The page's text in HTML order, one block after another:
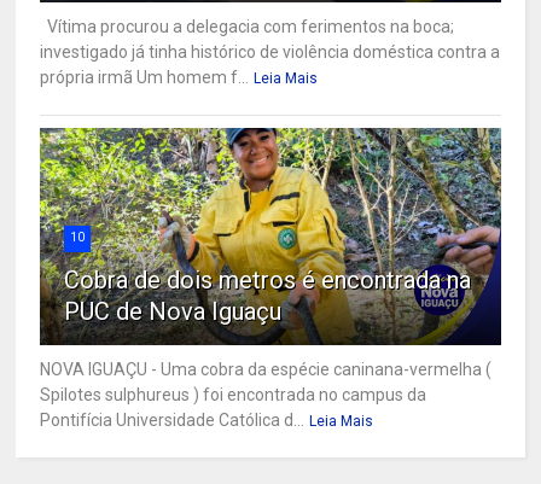
Vítima procurou a delegacia com ferimentos na boca;
investigado já tinha histórico de violência doméstica contra a
própria irmã Um homem f...
Leia Mais
10
Cobra de dois metros é encontrada na
PUC de Nova Iguaçu
NOVA IGUAÇU - Uma cobra da espécie caninana-vermelha (
Spilotes sulphureus ) foi encontrada no campus da
Pontifícia Universidade Católica d...
Leia Mais